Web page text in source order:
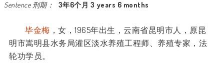
Sentence 刑期：
3年6个月 3 years 6 months
毕金梅 ，女， 1965年出生，云南省昆明市人，原昆
明市嵩明县水务局灌区淡水养殖工程师、养殖专家，法
轮功学员。